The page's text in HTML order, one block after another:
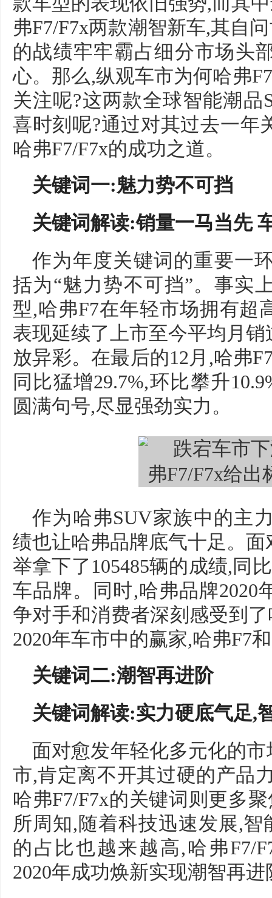
弗F7/F7x两款潮智新车,其自
的战绩牢牢霸占细分市场头
心。那么,纵观车市为何哈弗
关注呢?这两款全球智能潮
喜时刻呢?通过对其过去一年
哈弗F7/F7x的成功之道。
关键词一:魅力势不可挡
关键词解读:销量一马当先
作为年度关键词的重要一
括为“魅力势不可挡”。事实
型,哈弗F7在年轻市场拥有超
表现延续了上市至今平均月
放异彩。在最后的12月,哈弗
同比猛增29.7%,环比攀升
圆满句号,尽显强劲实力。
作为哈弗SUV家族中的主
绩也让哈弗品牌底气十足。
举拿下了105485辆的成绩,同
车品牌。同时,哈弗品牌2020
争对手和消费者深刻感受到
2020年车市中的赢家,哈弗F7
关键词二:潮智再进阶
关键词解读:实力硬底气足,
面对愈发年轻化多元化的
市,肯定离不开其过硬的产品
哈弗F7/F7x的关键词则更多
所周知,随着科技迅速发展,
的占比也越来越高,哈弗F7/
2020年成功焕新实现潮智再进